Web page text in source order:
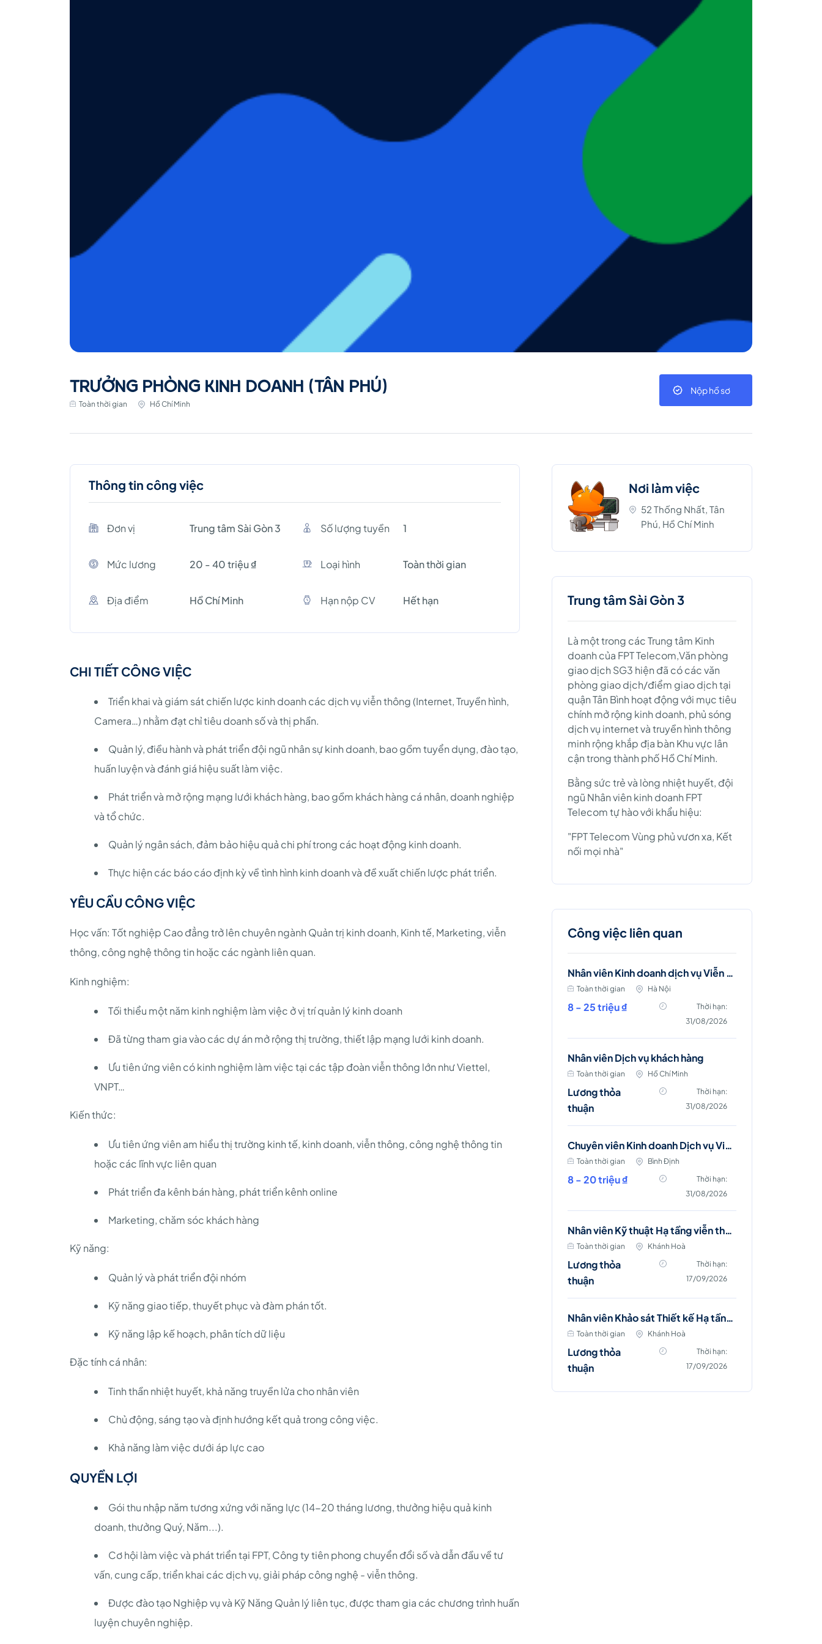
TRƯỞNG PHÒNG KINH DOANH (TÂN PHÚ)
Toàn thời gian Hồ Chí Minh
Nộp hồ sơ
Thông tin công việc
Đơn vị Trung tâm Sài Gòn 3 Số lượng tuyền 1
Mức lương 20 - 40 triệu ₫ Loại hình Toàn thời gian
Địa điểm Hồ Chí Minh Hạn nộp CV Hết hạn
CHI TIẾT CÔNG VIỆC
Triển khai và giám sát chiến lược kinh doanh các dịch vụ viễn thông (Internet, Truyền hình,
Camera…) nhằm đạt chỉ tiêu doanh số và thị phần.
Quản lý, điều hành và phát triển đội ngũ nhân sự kinh doanh, bao gồm tuyển dụng, đào tạo,
huấn luyện và đánh giá hiệu suất làm việc.
Phát triển và mở rộng mạng lưới khách hàng, bao gồm khách hàng cá nhân, doanh nghiệp
và tổ chức.
Quản lý ngân sách, đảm bảo hiệu quả chi phí trong các hoạt động kinh doanh.
Thực hiện các báo cáo định kỳ về tình hình kinh doanh và đề xuất chiến lược phát triển.
YÊU CẦU CÔNG VIỆC
Học vấn: Tốt nghiệp Cao đẳng trở lên chuyên ngành Quản trị kinh doanh, Kinh tế, Marketing, viễn
thông, công nghệ thông tin hoặc các ngành liên quan.
Kinh nghiệm:
Tối thiểu một năm kinh nghiệm làm việc ở vị trí quản lý kinh doanh
Đã từng tham gia vào các dự án mở rộng thị trường, thiết lập mạng lưới kinh doanh.
Ưu tiên ứng viên có kinh nghiệm làm việc tại các tập đoàn viễn thông lớn như Viettel,
VNPT…
Kiến thức:
Ưu tiên ứng viên am hiểu thị trường kinh tế, kinh doanh, viễn thông, công nghệ thông tin
hoặc các lĩnh vực liên quan
Phát triển đa kênh bán hàng, phát triển kênh online
Marketing, chăm sóc khách hàng
Kỹ năng:
Quản lý và phát triển đội nhóm
Kỹ năng giao tiếp, thuyết phục và đàm phán tốt.
Kỹ năng lập kế hoạch, phân tích dữ liệu
Đặc tính cá nhân:
Tinh thần nhiệt huyết, khả năng truyền lửa cho nhân viên
Chủ động, sáng tạo và định hướng kết quả trong công việc.
Khả năng làm việc dưới áp lực cao
QUYỀN LỢI
Gói thu nhập năm tương xứng với năng lực (14-20 tháng lương, thưởng hiệu quả kinh
doanh, thưởng Quý, Năm...).
Cơ hội làm việc và phát triển tại FPT, Công ty tiên phong chuyển đổi số và dẫn đầu về tư
vấn, cung cấp, triển khai các dịch vụ, giải pháp công nghệ - viễn thông.
Được đào tạo Nghiệp vụ và Kỹ Năng Quản lý liên tục, được tham gia các chương trình huấn
luyện chuyên nghiệp.
Nơi làm việc
52 Thống Nhất, Tân
Phú, Hồ Chí Minh
Trung tâm Sài Gòn 3
Là một trong các Trung tâm Kinh
doanh của FPT Telecom,Văn phòng
giao dịch SG3 hiện đã có các văn
phòng giao dịch/điểm giao dịch tại
quận Tân Bình hoạt động với mục tiêu
chính mở rộng kinh doanh, phủ sóng
dịch vụ internet và truyền hình thông
minh rộng khắp địa bàn Khu vực lân
cận trong thành phố Hồ Chí Minh.
Bằng sức trẻ và lòng nhiệt huyết, đội
ngũ Nhân viên kinh doanh FPT
Telecom tự hào với khẩu hiệu:
"FPT Telecom Vùng phủ vươn xa, Kết
nối mọi nhà"
Công việc liên quan
Nhân viên Kinh doanh dịch vụ Viễn thông (Ba Đình, Tây Hồ- Hà Nội )
Toàn thời gian Hà Nội
8 - 25 triệu ₫
Thời hạn:
31/08/2026
Nhân viên Dịch vụ khách hàng
Toàn thời gian Hồ Chí Minh
Lương thỏa
thuận
Thời hạn:
31/08/2026
Chuyên viên Kinh doanh Dịch vụ Viễn thông (Bình Định)
Toàn thời gian Bình Định
8 - 20 triệu ₫
Thời hạn:
31/08/2026
Nhân viên Kỹ thuật Hạ tầng viễn thông (Diên Khánh, Cam Ranh, Nha Trang)
Toàn thời gian Khánh Hoà
Lương thỏa
thuận
Thời hạn:
17/09/2026
Nhân viên Khảo sát Thiết kế Hạ tầng Viễn thông (Nha Trang)
Toàn thời gian Khánh Hoà
Lương thỏa
thuận
Thời hạn:
17/09/2026